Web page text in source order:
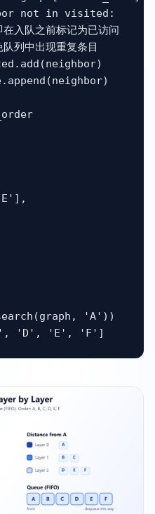
not in visited:
入队之前标记为已访问
列中出现重复条目
'A'))
'D', 'E', 'F']